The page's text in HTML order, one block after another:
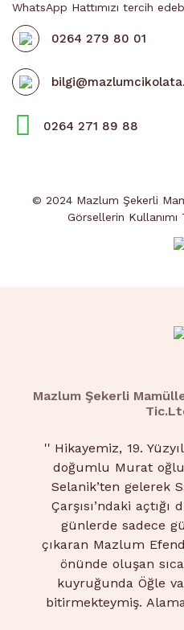
WhatsApp Hattımızı tercih
0264 279 80 01
0264 271 89 88
© 2024 Mazlum Şekerli
Görsellerin Kullanımı
Mazlum Şekerli
'' Hikayemiz, 19.
doğumlu Murat
Selanik’ten gelerek
Çarşısı’ndaki
günlerde sadece
çıkaran Mazlum
önünde oluşan
kuyruğunda Öğle
bitirmekteymiş.